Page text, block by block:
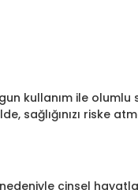
kullanım ile
sağlığınızı riske
cinsel